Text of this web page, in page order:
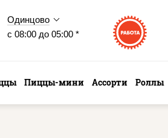
Одинцово
с 08:00 до 05:00 *
Пиццы-мини Ассорти Роллы